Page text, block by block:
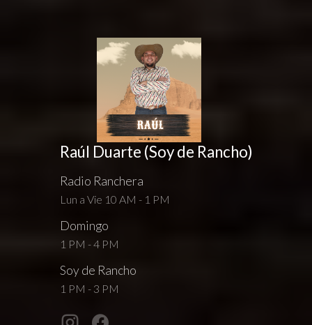
Raúl Duarte (Soy de Rancho)
Radio Ranchera
Lun a Vie 10 AM - 1 PM
Domingo
1 PM - 4 PM
Soy de Rancho
1 PM - 3 PM